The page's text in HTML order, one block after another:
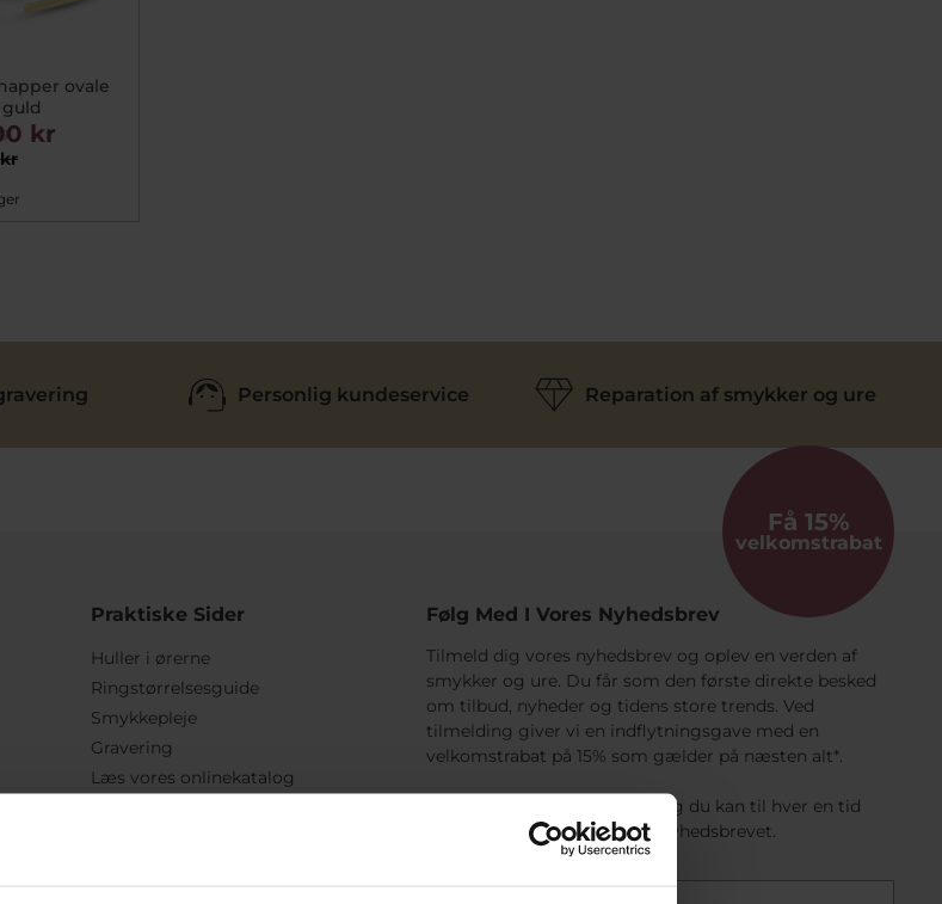
ovale
kr
Personlig kundeservice Reparation af smykker og ure
Praktiske Sider
Huller i ørerne
Ringstørrelsesguide
Smykkepleje
Gravering
Læs vores onlinekatalog
Få 15%
velkomstrabat
Følg Med I Vores Nyhedsbrev
Tilmeld dig vores nyhedsbrev og oplev en verden af
smykker og ure. Du får som den første direkte besked
om tilbud, nyheder og tidens store trends. Ved
tilmelding giver vi en indflytningsgave med en
velkomstrabat på 15% som gælder på næsten alt*.
Det er gratis at tilmelde sig og du kan til hver en tid
afmelde dig nemt nederst i nyhedsbrevet.